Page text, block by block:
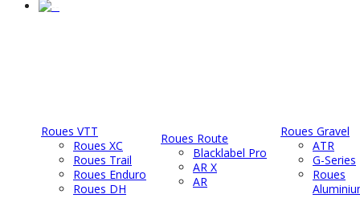
Roues VTT
Roues XC
Roues Trail
Roues Enduro
Roues DH
Roues Route
Blacklabel Pro
AR X
AR
Roues Gravel
ATR
G-Series
Roues